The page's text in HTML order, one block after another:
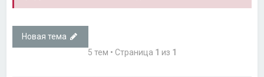
Новая тема
5 тем • Страница 1 из 1